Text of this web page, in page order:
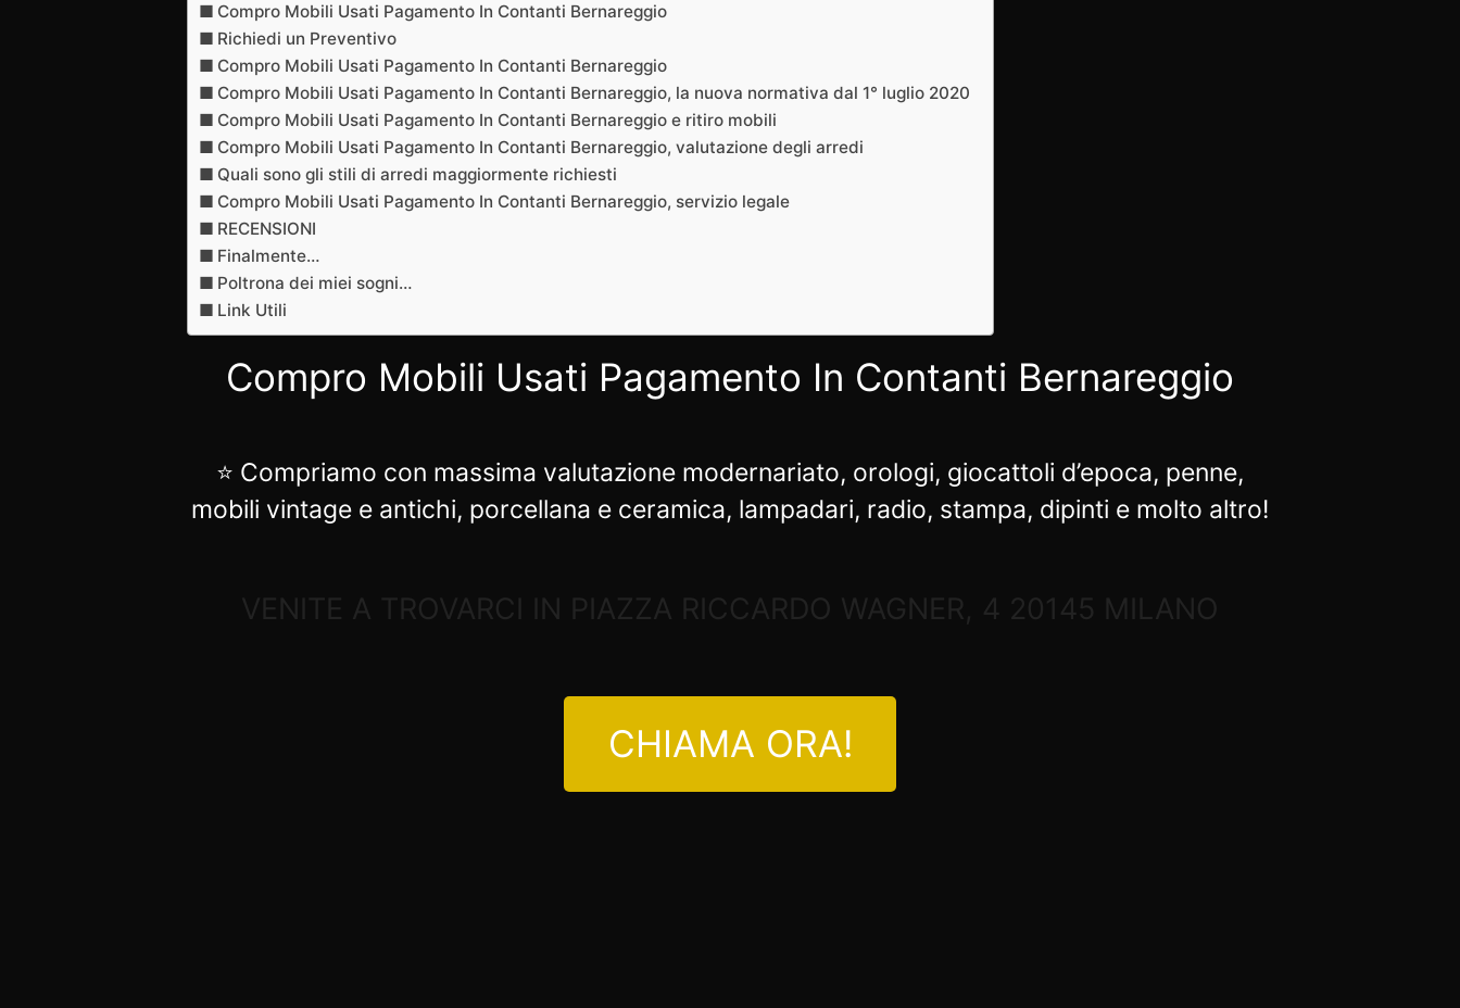
Compro Mobili Usati Pagamento In Contanti Bernareggio
Richiedi un Preventivo
Compro Mobili Usati Pagamento In Contanti Bernareggio
Compro Mobili Usati Pagamento In Contanti Bernareggio, la nuova normativa dal 1° luglio 2020
Compro Mobili Usati Pagamento In Contanti Bernareggio e ritiro mobili
Compro Mobili Usati Pagamento In Contanti Bernareggio, valutazione degli arredi
Quali sono gli stili di arredi maggiormente richiesti
Compro Mobili Usati Pagamento In Contanti Bernareggio, servizio legale
RECENSIONI
Finalmente…
Poltrona dei miei sogni…
Link Utili
Compro Mobili Usati Pagamento In Contanti Bernareggio
⭐ Compriamo con massima valutazione modernariato, orologi, giocattoli d’epoca, penne,
mobili vintage e antichi, porcellana e ceramica, lampadari, radio, stampa, dipinti e molto altro!
VENITE A TROVARCI IN PIAZZA RICCARDO WAGNER, 4 20145 MILANO
CHIAMA ORA!